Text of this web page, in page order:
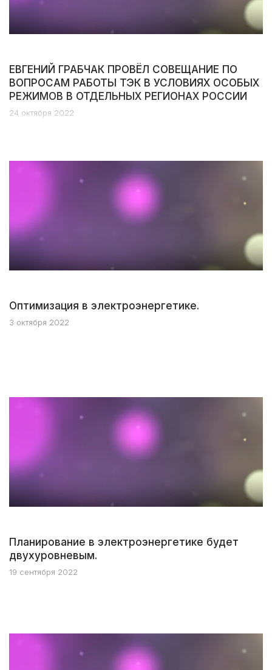
ЕВГЕНИЙ ГРАБЧАК ПРОВЁЛ СОВЕЩАНИЕ ПО
ВОПРОСАМ РАБОТЫ ТЭК В УСЛОВИЯХ ОСОБЫХ
РЕЖИМОВ В ОТДЕЛЬНЫХ РЕГИОНАХ РОССИИ
24 октября 2022
Оптимизация в электроэнергетике.
3 октября 2022
Планирование в электроэнергетике будет
двухуровневым.
19 сентября 2022